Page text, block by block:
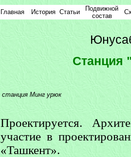
Главная История Статьи
Подвижной
состав
Cтанция
станция Минг урюк
Проектируется.
участие в
«Ташкент».